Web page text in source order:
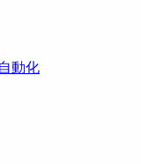
動化